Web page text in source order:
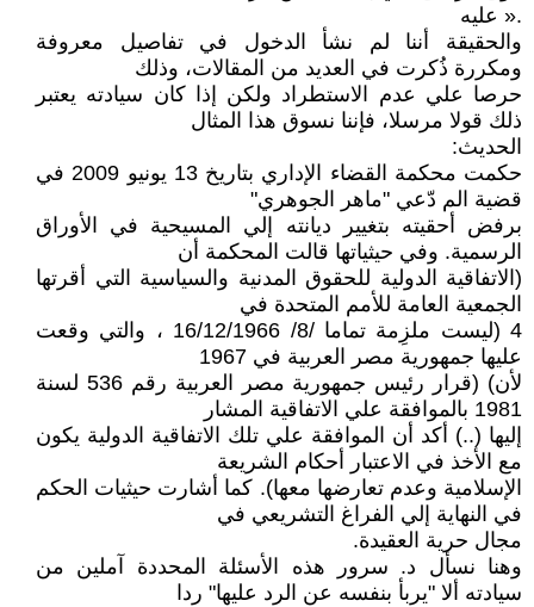
.« عليه
والحقيقة أننا لم نشأ الدخول في تفاصيل معروفة
ومكررة ذُكرت في العديد من المقالات، وذلك
حرصا علي عدم الاستطراد ولكن إذا كان سيادته يعتبر
ذلك قولا مرسلا، فإننا نسوق هذا المثال
الحديث:
حكمت محكمة القضاء الإداري بتاريخ 13 يونيو 2009 في
قضية الم دّعي "ماهر الجوهري"
برفض أحقيته بتغيير ديانته إلي المسيحية في الأوراق
الرسمية. وفي حيثياتها قالت المحكمة أن
(الاتفاقية الدولية للحقوق المدنية والسياسية التي أقرتها
الجمعية العامة للأمم المتحدة في
4 (ليست ملزِمة تماما /8/ 16/12/1966 ، والتي وقعت
عليها جمهورية مصر العربية في 1967
لأن) (قرار رئيس جمهورية مصر العربية رقم 536 لسنة
1981 بالموافقة علي الاتفاقية المشار
إليها (..) أكد أن الموافقة علي تلك الاتفاقية الدولية يكون
مع الأخذ في الاعتبار أحكام الشريعة
الإسلامية وعدم تعارضها معها). كما أشارت حيثيات الحكم
في النهاية إلي الفراغ التشريعي في
مجال حرية العقيدة.
وهنا نسأل د. سرور هذه الأسئلة المحددة آملين من
سيادته ألا "يربأ بنفسه عن الرد عليها" ردا